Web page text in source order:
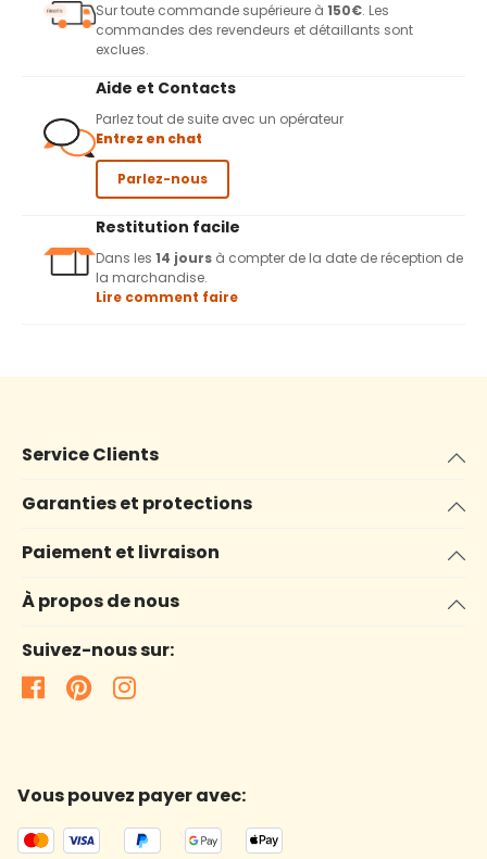
Sur toute commande supérieure à 150€. Les
commandes des revendeurs et détaillants sont
exclues.
Aide et Contacts
Parlez tout de suite avec un opérateur
Entrez en chat
Parlez-nous
Restitution facile
Dans les 14 jours à compter de la date de réception de
la marchandise.
Lire comment faire
Service Clients
Garanties et protections
Paiement et livraison
À propos de nous
Suivez-nous sur:
Vous pouvez payer avec: